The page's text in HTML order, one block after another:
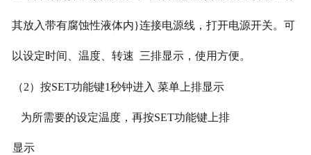
其放入带有腐蚀性液体内}连接电源线，打开电源开关。可
以设定时间、温度、转速 三排显示，使用方便。
（2）按SET功能键1秒钟进入 菜单上排显示
为所需要的设定温度，再按SET功能键上排
显示